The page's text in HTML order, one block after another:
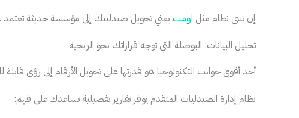
إن تبني نظام مثل اومت يعني تحويل صيدليتك إلى مؤسسة حديثة تعتمد
تحليل البيانات: البوصلة التي توجه قراراتك نحو الربحية
أحد أقوى جوانب التكنولوجيا هو قدرتها على تحويل الأرقام إلى رؤى قابلة
نظام إدارة الصيدليات المتقدم يوفر تقارير تفصيلية تساعدك على فهم: